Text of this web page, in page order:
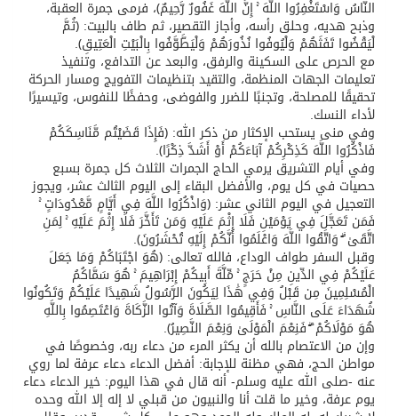
النَّاسُ وَاسْتَغْفِرُوا اللَّهَ ۚ إِنَّ اللَّهَ غَفُورٌ رَّحِيمٌ﴾، فرمى جمرة العقبة،
وذبح هديه، وحلق رأسه، وأجاز التقصير، ثم طاف بالبيت: ﴿ثُمَّ
لْيَقْضُوا تَفَثَهُمْ وَلْيُوفُوا نُذُورَهُمْ وَلْيَطَّوَّفُوا بِالْبَيْتِ الْعَتِيقِ﴾.
مع الحرص على السكينة والرفق، والبعد عن التدافع، وتنفيذ
تعليمات الجهات المنظمة، والتقيد بتنظيمات التفويج ومسار الحركة
تحقيقًا للمصلحة، وتجنبًا للضرر والفوضى، وحفظًا للنفوس، وتيسيرًا
لأداء النسك.
وفي منى يستحب الإكثار من ذكر الله: ﴿فَإِذَا قَضَيْتُم مَّنَاسِكَكُمْ
فَاذْكُرُوا اللَّهَ كَذِكْرِكُمْ آبَاءَكُمْ أَوْ أَشَدَّ ذِكْرًا﴾.
وفي أيام التشريق يرمي الحاج الجمرات الثلاث كل جمرة بسبع
حصيات في كل يوم، والأفضل البقاء إلى اليوم الثالث عشر، ويجوز
التعجيل في اليوم الثاني عشر: ﴿وَاذْكُرُوا اللَّهَ فِي أَيَّامٍ مَّعْدُودَاتٍ ۚ
فَمَن تَعَجَّلَ فِي يَوْمَيْنِ فَلَا إِثْمَ عَلَيْهِ وَمَن تَأَخَّرَ فَلَا إِثْمَ عَلَيْهِ ۚ لِمَنِ
اتَّقَىٰ ۗ وَاتَّقُوا اللَّهَ وَاعْلَمُوا أَنَّكُمْ إِلَيْهِ تُحْشَرُونَ﴾.
وقبل السفر طواف الوداع، فالله تعالى: ﴿هُوَ اجْتَبَاكُمْ وَمَا جَعَلَ
عَلَيْكُمْ فِي الدِّينِ مِنْ حَرَجٍ ۚ مِّلَّةَ أَبِيكُمْ إِبْرَاهِيمَ ۚ هُوَ سَمَّاكُمُ
الْمُسْلِمِينَ مِن قَبْلُ وَفِي هَٰذَا لِيَكُونَ الرَّسُولُ شَهِيدًا عَلَيْكُمْ وَتَكُونُوا
شُهَدَاءَ عَلَى النَّاسِ ۚ فَأَقِيمُوا الصَّلَاةَ وَآتُوا الزَّكَاةَ وَاعْتَصِمُوا بِاللَّهِ
هُوَ مَوْلَاكُمْ ۖ فَنِعْمَ الْمَوْلَىٰ وَنِعْمَ النَّصِيرُ﴾.
وإن من الاعتصام بالله أن يكثر المرء من دعاء ربه، وخصوصًا في
مواطن الحج، فهي مظنة للإجابة: أفضل الدعاء دعاء عرفة لما روي
عنه -صلى الله عليه وسلم- أنه قال في هذا اليوم: خير الدعاء دعاء
يوم عرفة، وخير ما قلت أنا والنبيون من قبلي لا إله إلا الله وحده